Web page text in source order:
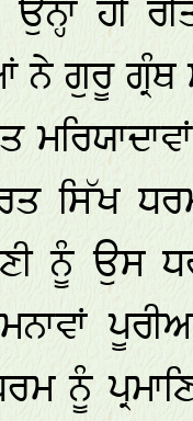
ਉਨ੍ਹਾਂ ਹੀ
ਨੇ ਗੁਰੂ ਗ੍ਰੰਥ
ਸਿੱਖ
ਨੂੰ ਉਸ
ਨੂੰ